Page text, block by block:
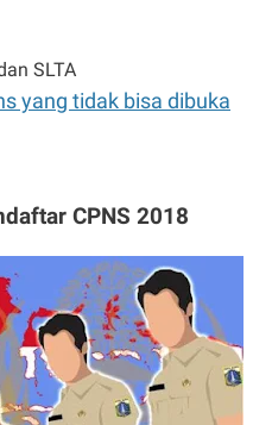
SLTA
yang tidak bisa dibuka
CPNS 2018